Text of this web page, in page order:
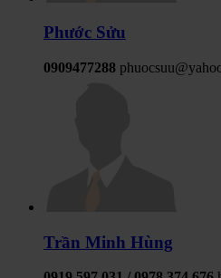
Phước Sửu
0909477288
Trần Minh Hùng